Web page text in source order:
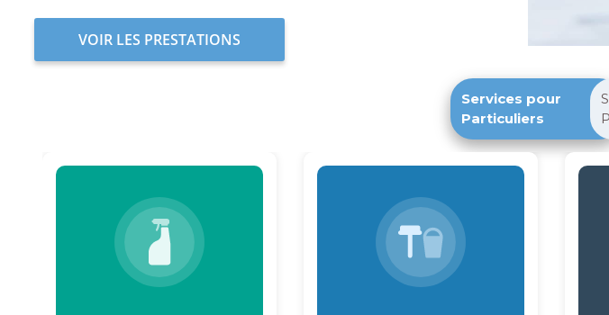
VOIR LES PRESTATIONS
Services pour
Particuliers